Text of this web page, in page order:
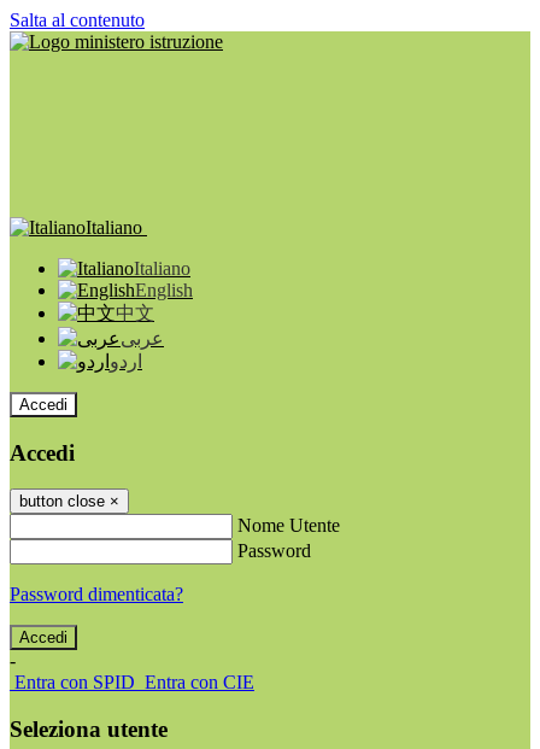
Salta al contenuto
Italiano
Italiano
English
中文
عربى
اردو
Accedi
Accedi
button close ×
Nome Utente
Password
Password dimenticata?
-
Entra con SPID Entra con CIE
Seleziona utente